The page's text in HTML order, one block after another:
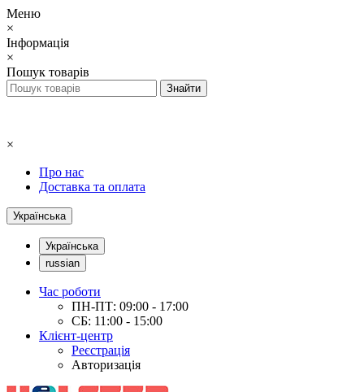
Меню
×
Інформація
×
Пошук товарів
×
Про нас
Доставка та оплата
Українська
Українська
russian
Час роботи
ПН-ПТ: 09:00 - 17:00
СБ: 11:00 - 15:00
Клієнт-центр
Реєстрація
Авторизація